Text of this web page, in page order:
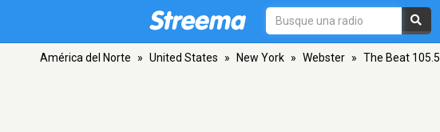
América del Norte » United States » New York » Webster » The Beat